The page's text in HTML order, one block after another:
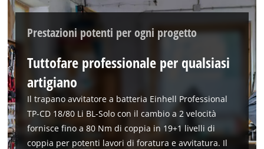
Prestazioni potenti per ogni progetto
Tuttofare professionale per qualsiasi
artigiano
Il trapano avvitatore a batteria Einhell Professional
TP-CD 18/80 Li BL-Solo con il cambio a 2 velocità
fornisce fino a 80 Nm di coppia in 19+1 livelli di
coppia per potenti lavori di foratura e avvitatura. Il